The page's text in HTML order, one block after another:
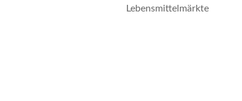
Lebensmittelmärkte